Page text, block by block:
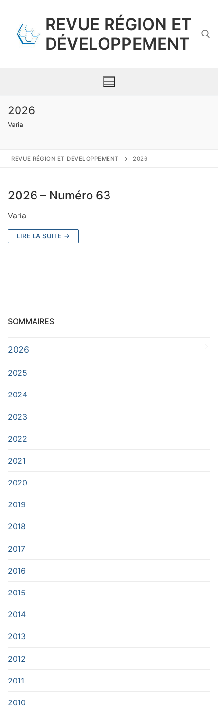
contenu
REVUE RÉGION ET
DÉVELOPPEMENT
Comité scientifique
Propositions de publication
2026
Varia
REVUE RÉGION ET DÉVELOPPEMENT 2026
2026 – Numéro 63
Varia
LIRE LA SUITE →
SOMMAIRES
2026
2025
2024
2023
2022
2021
2020
2019
2018
2017
2016
2015
2014
2013
2012
2011
2010